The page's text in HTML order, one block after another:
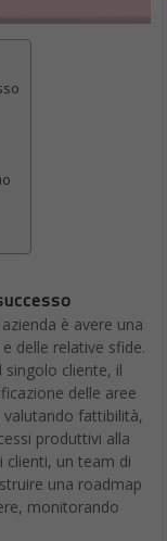
è avere una
delle relative sfide.
singolo cliente, il
delle aree
valutando fattibilità,
produttivi alla
clienti, un team di
una roadmap
monitorando